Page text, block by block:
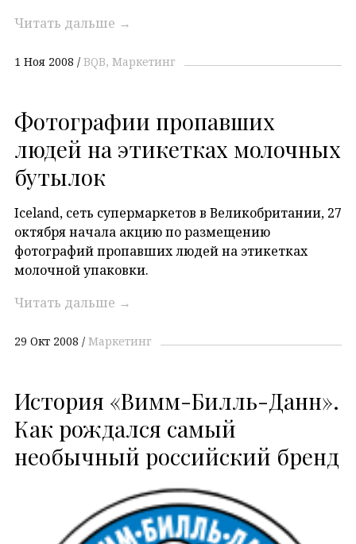
Читать дальше →
1 Ноя 2008 BQB Маркетинг
Фотографии пропавших
людей на этикетках молочных
бутылок
Iceland, сеть супермаркетов в Великобритании, 27
октября начала акцию по размещению
фотографий пропавших людей на этикетках
молочной упаковки.
Читать дальше →
29 Окт 2008 Маркетинг
История «Вимм-Билль-Данн».
Как рождался самый
необычный российский бренд